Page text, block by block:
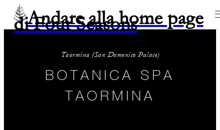
Andare alla home page
di Four Seasons
Taormina (San Domenico Palace)
BOTANICA SPA
TAORMINA